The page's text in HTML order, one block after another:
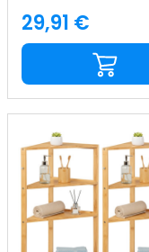
Thinia Home
Precio
29,91 €